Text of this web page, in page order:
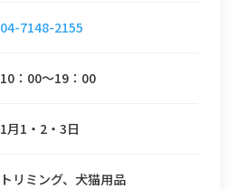
04-7148-2155
10：00～19：00
1月1・2・3日
トリミング、犬猫用品